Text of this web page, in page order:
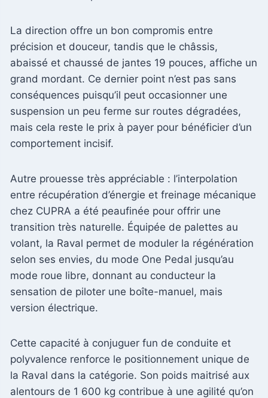
La direction offre un bon compromis entre
précision et douceur, tandis que le châssis,
abaissé et chaussé de jantes 19 pouces, affiche un
grand mordant. Ce dernier point n’est pas sans
conséquences puisqu’il peut occasionner une
suspension un peu ferme sur routes dégradées,
mais cela reste le prix à payer pour bénéficier d’un
comportement incisif.
Autre prouesse très appréciable : l’interpolation
entre récupération d’énergie et freinage mécanique
chez CUPRA a été peaufinée pour offrir une
transition très naturelle. Équipée de palettes au
volant, la Raval permet de moduler la régénération
selon ses envies, du mode One Pedal jusqu’au
mode roue libre, donnant au conducteur la
sensation de piloter une boîte-manuel, mais
version électrique.
Cette capacité à conjuguer fun de conduite et
polyvalence renforce le positionnement unique de
la Raval dans la catégorie. Son poids maitrisé aux
alentours de 1 600 kg contribue à une agilité qu’on